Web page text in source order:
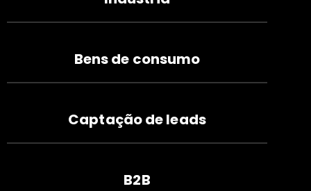
Bens de consumo
Captação de leads
B2B